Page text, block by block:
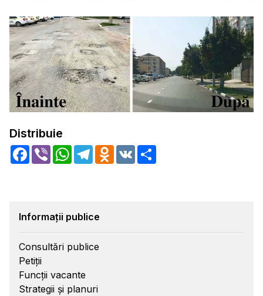
Distribuie
Facebook
Viber WhatsApp
TelegramOdnoklassniki
VK
Informații publice
Consultări publice
Petiții
Funcții vacante
Strategii și planuri